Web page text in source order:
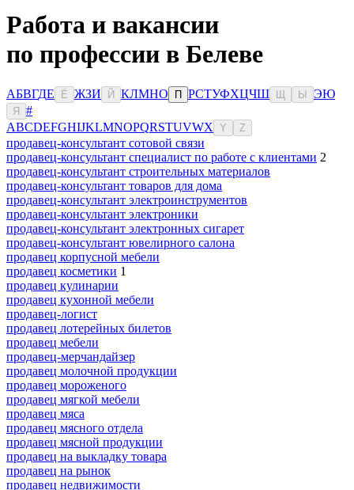
Работа и вакансии
по профессии в Белеве
АБВГДЕ Ё ЖЗИ Й КЛМНО П РСТУФХЦЧШ Ы ЭЮ
Я
#
ABCDEFGHIJKLMNOPQRSTUVWX Y Z
продавец-консультант сотовой связи
продавец-консультант специалист по работе с клиентами 2
продавец-консультант строительных материалов
продавец-консультант товаров для дома
продавец-консультант электроинструментов
продавец-консультант электроники
продавец-консультант электронных сигарет
продавец-консультант ювелирного салона
продавец корпусной мебели
продавец косметики 1
продавец кулинарии
продавец кухонной мебели
продавец-логист
продавец лотерейных билетов
продавец мебели
продавец-мерчандайзер
продавец молочной продукции
продавец мороженого
продавец мягкой мебели
продавец мяса
продавец мясного отдела
продавец мясной продукции
продавец на выкладку товара
продавец на рынок
продавец недвижимости